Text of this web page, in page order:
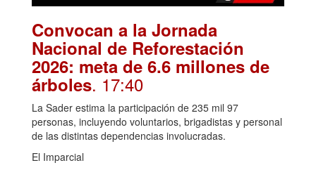
Convocan a la Jornada
Nacional de Reforestación
2026: meta de 6.6 millones de
árboles. 17:40
La Sader estima la participación de 235 mil 97
personas, incluyendo voluntarios, brigadistas y personal
de las distintas dependencias involucradas.
El Imparcial